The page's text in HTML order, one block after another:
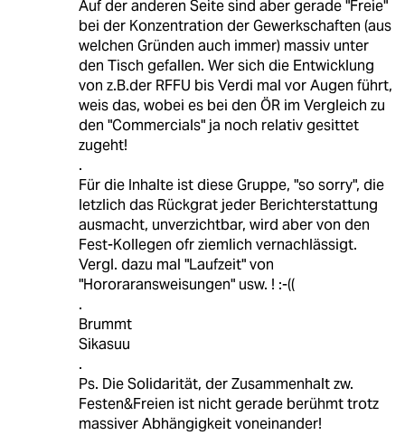
Auf der anderen Seite sind aber gerade "Freie"
bei der Konzentration der Gewerkschaften (aus
welchen Gründen auch immer) massiv unter
den Tisch gefallen. Wer sich die Entwicklung
von z.B.der RFFU bis Verdi mal vor Augen führt,
weis das, wobei es bei den ÖR im Vergleich zu
den "Commercials" ja noch relativ gesittet
zugeht!
.
Für die Inhalte ist diese Gruppe, "so sorry", die
letzlich das Rückgrat jeder Berichterstattung
ausmacht, unverzichtbar, wird aber von den
Fest-Kollegen ofr ziemlich vernachlässigt.
Vergl. dazu mal "Laufzeit" von
"Hororaransweisungen" usw. ! :-((
.
Brummt
Sikasuu
.
Ps. Die Solidarität, der Zusammenhalt zw.
Festen&Freien ist nicht gerade berühmt trotz
massiver Abhängigkeit voneinander!